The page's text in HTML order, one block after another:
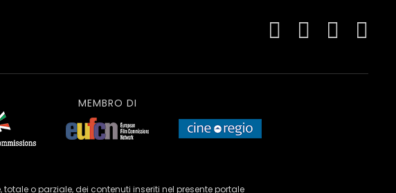
MEMBRO DI
o parziale, dei contenuti inseriti nel presente portale